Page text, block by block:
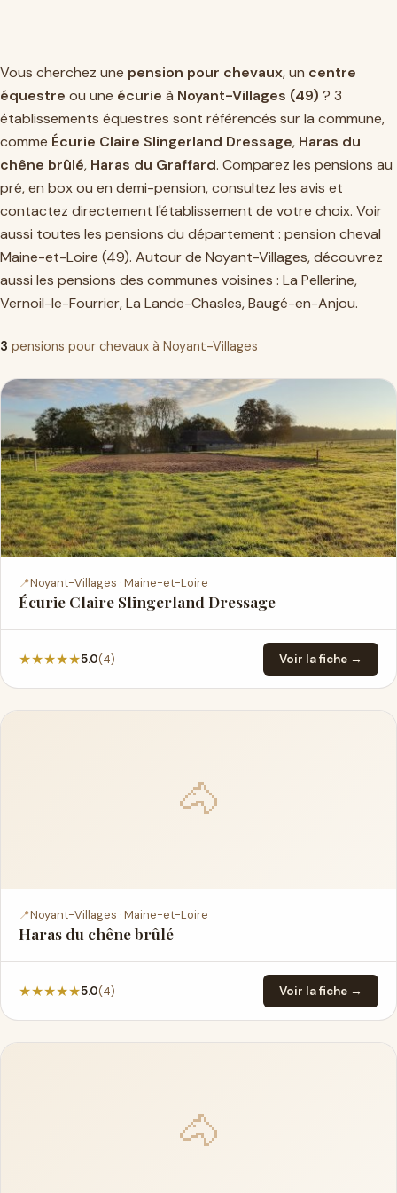
Vous cherchez une pension pour chevaux, un centre
équestre ou une écurie à Noyant-Villages (49) ? 3
établissements équestres sont référencés sur la commune,
comme Écurie Claire Slingerland Dressage, Haras du
chêne brûlé, Haras du Graffard. Comparez les pensions au
pré, en box ou en demi-pension, consultez les avis et
contactez directement l'établissement de votre choix. Voir
aussi toutes les pensions du département : pension cheval
Maine-et-Loire (49). Autour de Noyant-Villages, découvrez
aussi les pensions des communes voisines : La Pellerine,
Vernoil-le-Fourrier,La Lande-Chasles,Baugé-en-Anjou.
3 pensions pour chevaux à Noyant-Villages
📍Noyant-Villages · Maine-et-Loire
Écurie Claire Slingerland Dressage
★★★★★5.0(4) Voir la fiche →
🐴
📍Noyant-Villages · Maine-et-Loire
Haras du chêne brûlé
★★★★★5.0(4) Voir la fiche →
🐴